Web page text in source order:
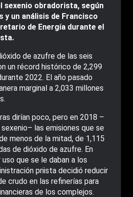
sexenio obradorista, según
y un análisis de Francisco
de Energía durante el
de azufre de las seis
un récord histórico de 2,299
2022. El año pasado
marginal a 2,033 millones
dirían poco, pero en 2018 –
las emisiones que se
menos de la mitad, de 1,115
de dióxido de azufre. En
que se le daban a los
priista decidió reducir
crudo en las refinerías para
de los complejos.